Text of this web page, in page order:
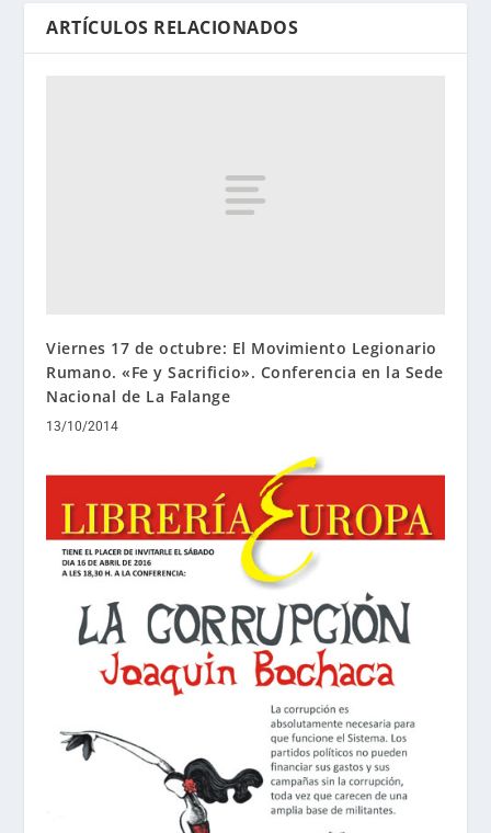
ARTÍCULOS RELACIONADOS
Viernes 17 de octubre: El Movimiento Legionario
Rumano. «Fe y Sacrificio». Conferencia en la Sede
Nacional de La Falange
13/10/2014